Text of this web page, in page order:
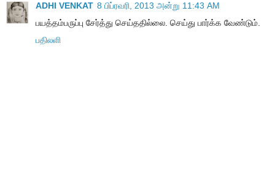
ADHI VENKAT 8 பிப்ரவரி, 2013 அன்று 11:43 AM
பயத்தம்பருப்பு சேர்த்து செய்ததில்லை. செய்து பார்க்க வேண்டும்.
பதிலளி